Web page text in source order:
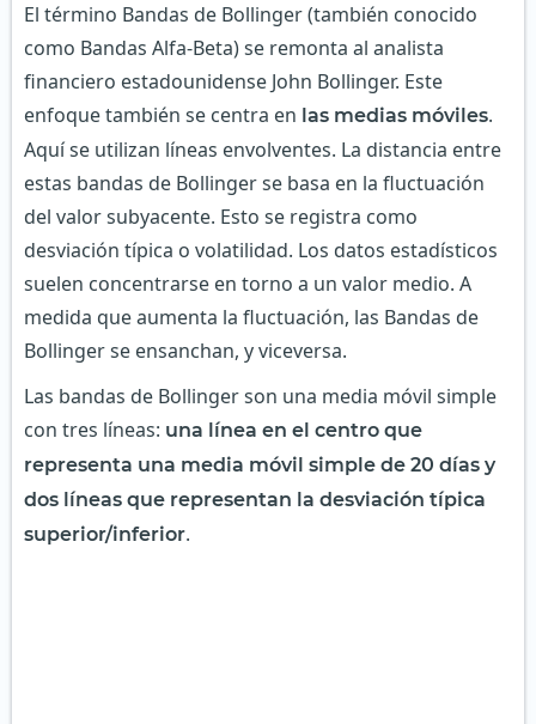
El término Bandas de Bollinger (también conocido
como Bandas Alfa-Beta) se remonta al analista
financiero estadounidense John Bollinger. Este
enfoque también se centra en las medias móviles.
Aquí se utilizan líneas envolventes. La distancia entre
estas bandas de Bollinger se basa en la fluctuación
del valor subyacente. Esto se registra como
desviación típica o volatilidad. Los datos estadísticos
suelen concentrarse en torno a un valor medio. A
medida que aumenta la fluctuación, las Bandas de
Bollinger se ensanchan, y viceversa.
Las bandas de Bollinger son una media móvil simple
con tres líneas: una línea en el centro que
representa una media móvil simple de 20 días y
dos líneas que representan la desviación típica
superior/inferior.